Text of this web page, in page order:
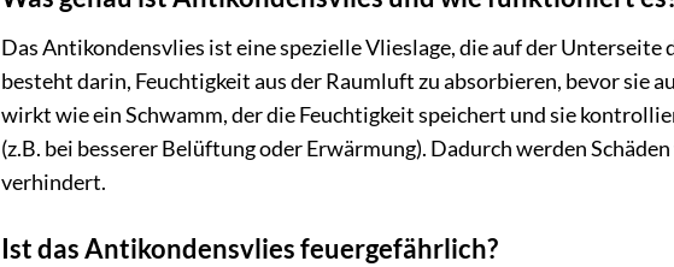
Das Antikondensvlies ist eine spezielle Vlieslage, die auf der
besteht darin, Feuchtigkeit aus der Raumluft zu absorbieren, bevor sie
wirkt wie ein Schwamm, der die Feuchtigkeit speichert und sie
(z.B. bei besserer Belüftung oder Erwärmung). Dadurch werden
verhindert.
Ist das Antikondensvlies feuergefährlich?